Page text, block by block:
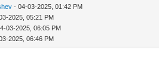
- 04-03-2025, 01:42 PM
2025, 05:21 PM
03-2025, 06:05 PM
2025, 06:46 PM